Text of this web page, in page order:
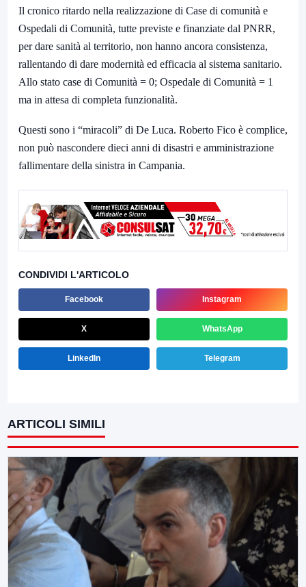
Il cronico ritardo nella realizzazione di Case di comunità e
Ospedali di Comunità, tutte previste e finanziate dal PNRR,
per dare sanità al territorio, non hanno ancora consistenza,
rallentando di dare modernità ed efficacia al sistema sanitario.
Allo stato case di Comunità = 0; Ospedale di Comunità = 1
ma in attesa di completa funzionalità.
Questi sono i “miracoli” di De Luca. Roberto Fico è complice,
non può nascondere dieci anni di disastri e amministrazione
fallimentare della sinistra in Campania.
CONDIVIDI L'ARTICOLO
Facebook Instagram
X WhatsApp
LinkedIn Telegram
ARTICOLI SIMILI